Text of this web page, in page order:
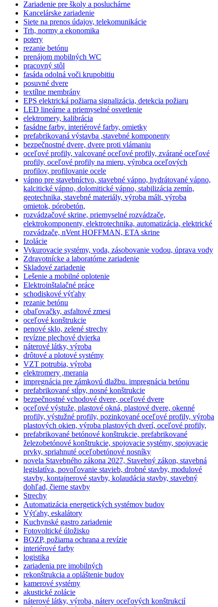
Zariadenie pre školy a posluchárne
Kancelárske zariadenie
Siete na prenos údajov, telekomunikácie
Trh, normy a ekonomika
potery
rezanie betónu
prenájom mobilných WC
pracovný stôl
fasáda odolná voči krupobitiu
posuvné dvere
textílne membrány
EPS elektrická požiarna signalizácia, detekcia požiaru
LED lineárne a priemyselné osvetlenie
elektromery, kalibrácia
fasádne farby. interiérové farby, omietky
prefabrikovaná výstavba ,stavebné komponenty
bezpečnostné dvere, dvere proti vlámaniu
oceľové profily, valcované oceľové profily, zvárané oceľové
profily, oceľové profily na mieru, výrobca oceľových
profilov, profilovanie ocele
vápno pre stavebníctvo, stavebné vápno, hydrátované vápno,
kalcitické vápno, dolomitické vápno, stabilizácia zemín,
geotechnika, stavebné materiály, výroba mált, výroba
omietok, pórobetón,
rozvádzačové skrine, priemyselné rozvádzače,
elektrokomponenty, elektrotechnika, automatizácia, elektrické
rozvádzače, nVent HOFFMAN, ETA skrine
Izolácie
Vykurovacie systémy, voda, zásobovanie vodou, úprava vody
Zdravotnícke a laboratórne zariadenie
Skladové zariadenie
Lešenie a mobilné oplotenie
Elektroinštalačné práce
schodiskové výťahy
rezanie betónu
obaľovačky, asfaltové zmesi
oceľové konštrukcie
penové sklo, zelené strechy
revízne plechové dvierka
náterové látky, výroba
drôtové a plotové systémy
VZT potrubia, výroba
elektromery ,merania
impregnácia pre zámkovú dlažbu. impregnácia betónu
prefabrikované stĺpy, nosné konštrukcie
bezpečnostné vchodové dvere, oceľové dvere
oceľové výstuže, plastové okná, plastové dvere, okenné
profily, výstužné profily, pozinkované oceľové profily, výroba
plastových okien, výroba plastových dverí, oceľové profily,
prefabrikované betónové konštrukcie, prefabrikované
železobetónové konštrukcie, spojovacie systémy, spojovacie
prvky, spriahnuté oceľobetónové nosníky
novela Stavebného zákona 2027, Stavebný zákon, stavebná
legislatíva, povoľovanie stavieb, drobné stavby, modulové
stavby, kontajnerové stavby, kolaudácia stavby, stavebný
dohľad, čierne stavby
Strechy
Automatizácia energetických systémov budov
Výťahy, eskalátory
Kuchynské gastro zariadenie
Fotovoltické úložisko
BOZP, požiarna ochrana a revízie
interiérové farby
logistika
zariadenia pre imobilných
rekonštrukcia a opláštenie budov
kamerové systémy
akustické zolácie
náterové látky, výroba, nátery oceľových konštrukcií